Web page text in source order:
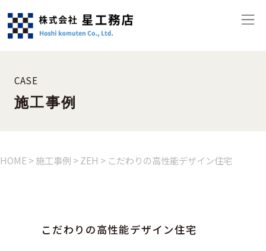
CASE
施工事例
HOME >施工事例 >ZEH > こだわりの高性能デザイン住宅
こだわりの高性能デザイン住宅